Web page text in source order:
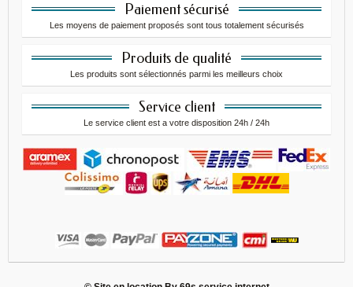
Paiement sécurisé
Les moyens de paiement proposés sont tous totalement sécurisés
Produits de qualité
Les produits sont sélectionnés parmi les meilleurs choix
Service client
Le service client est a votre disposition 24h / 24h